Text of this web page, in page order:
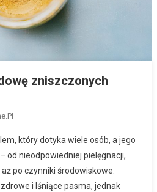
zniszczonych
który dotyka wiele osób, a jego
od nieodpowiedniej pielęgnacji,
po czynniki środowiskowe.
i lśniące pasma, jednak